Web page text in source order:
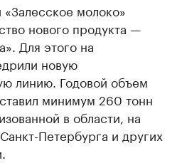
молоко»
нового продукта —
Для этого на
новую
линию. Годовой объем
минимум 260 тонн
в области, на
Петербурга и других